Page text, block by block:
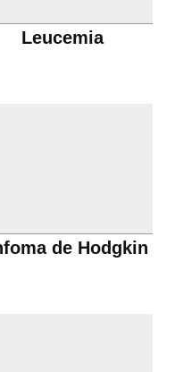
Leucemia
de Hodgkin